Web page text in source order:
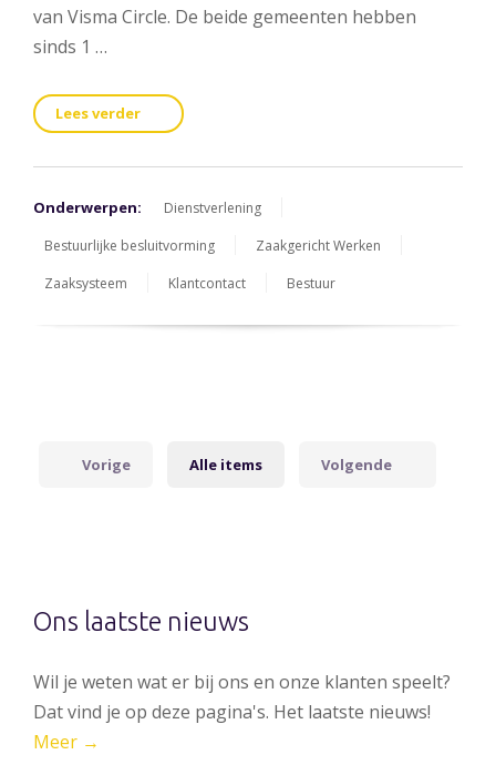
van Visma Circle. De beide gemeenten hebben
sinds 1 …
Lees verder
Onderwerpen:
Dienstverlening
Bestuurlijke besluitvorming
Zaakgericht Werken
Zaaksysteem
Klantcontact Bestuur
Vorige Alle items Volgende
Ons laatste nieuws
Wil je weten wat er bij ons en onze klanten speelt?
Dat vind je op deze pagina's. Het laatste nieuws!
Meer →